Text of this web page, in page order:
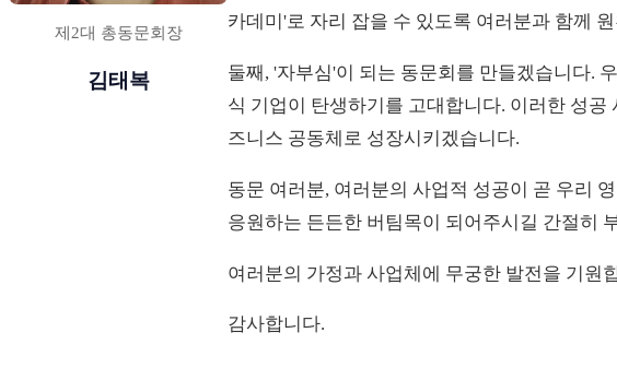
제2대 총동문회장
김태복
카데미'로 자리 잡을 수 있도록 여러분과 함께
둘째, '자부심'이 되는 동문회를 만들겠습니다.
식 기업이 탄생하기를 고대합니다. 이러한 성
즈니스 공동체로 성장시키겠습니다.
동문 여러분, 여러분의 사업적 성공이 곧 우리
응원하는 든든한 버팀목이 되어주시길 간절히
여러분의 가정과 사업체에 무궁한 발전을 기원
감사합니다.